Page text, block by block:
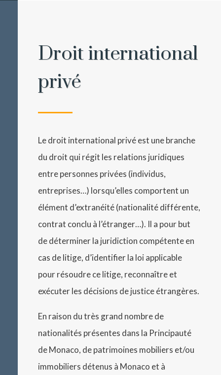
Droit international
privé
Le droit international privé est une branche
du droit qui régit les relations juridiques
entre personnes privées (individus,
entreprises…) lorsqu’elles comportent un
élément d’extranéité (nationalité différente,
contrat conclu à l’étranger…). Il a pour but
de déterminer la juridiction compétente en
cas de litige, d’identifier la loi applicable
pour résoudre ce litige, reconnaître et
exécuter les décisions de justice étrangères.
En raison du très grand nombre de
nationalités présentes dans la Principauté
de Monaco, de patrimoines mobiliers et/ou
immobiliers détenus à Monaco et à